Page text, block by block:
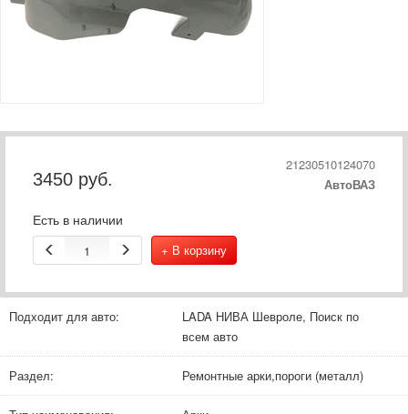
3450 руб.
21230510124070
АвтоВАЗ
Есть в наличии
+ В корзину
Подходит для авто:
LADA НИВА Шевроле, Поиск по
всем авто
Раздел: Ремонтные арки,пороги (металл)